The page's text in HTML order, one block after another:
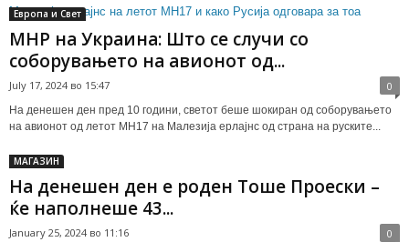
Европа и Свет
МНР на Украина: Што се случи со
соборувањето на авионот од...
July 17, 2024 во 15:47 0
На денешен ден пред 10 години, светот беше шокиран од соборувањето
на авионот од летот MH17 на Малезија ерлајнс од страна на руските...
МАГАЗИН
На денешен ден е роден Тоше Проески –
ќе наполнеше 43...
January 25, 2024 во 11:16 0